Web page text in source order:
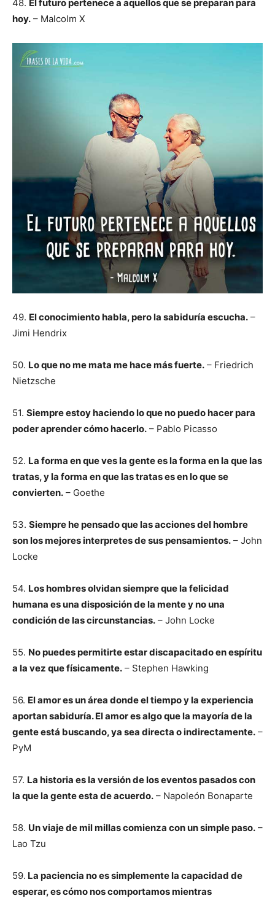
48. El futuro pertenece a aquellos que se preparan para
hoy. – Malcolm X
49. El conocimiento habla, pero la sabiduría escucha. –
Jimi Hendrix
50. Lo que no me mata me hace más fuerte. – Friedrich
Nietzsche
51. Siempre estoy haciendo lo que no puedo hacer para
poder aprender cómo hacerlo. – Pablo Picasso
52. La forma en que ves la gente es la forma en la que las
tratas, y la forma en que las tratas es en lo que se
convierten. – Goethe
53. Siempre he pensado que las acciones del hombre
son los mejores interpretes de sus pensamientos. – John
Locke
54. Los hombres olvidan siempre que la felicidad
humana es una disposición de la mente y no una
condición de las circunstancias. – John Locke
55. No puedes permitirte estar discapacitado en espíritu
a la vez que físicamente. – Stephen Hawking
56. El amor es un área donde el tiempo y la experiencia
aportan sabiduría. El amor es algo que la mayoría de la
gente está buscando, ya sea directa o indirectamente. –
PyM
57. La historia es la versión de los eventos pasados con
la que la gente esta de acuerdo. – Napoleón Bonaparte
58. Un viaje de mil millas comienza con un simple paso. –
Lao Tzu
59. La paciencia no es simplemente la capacidad de
esperar, es cómo nos comportamos mientras